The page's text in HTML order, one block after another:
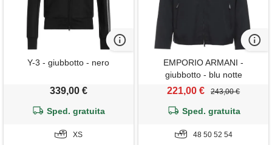
Y-3 - giubbotto - nero
339,00 €
Sped. gratuita
XS
EMPORIO ARMANI -
giubbotto - blu notte
221,00 € 243,00 €
Sped. gratuita
48 50 52 54